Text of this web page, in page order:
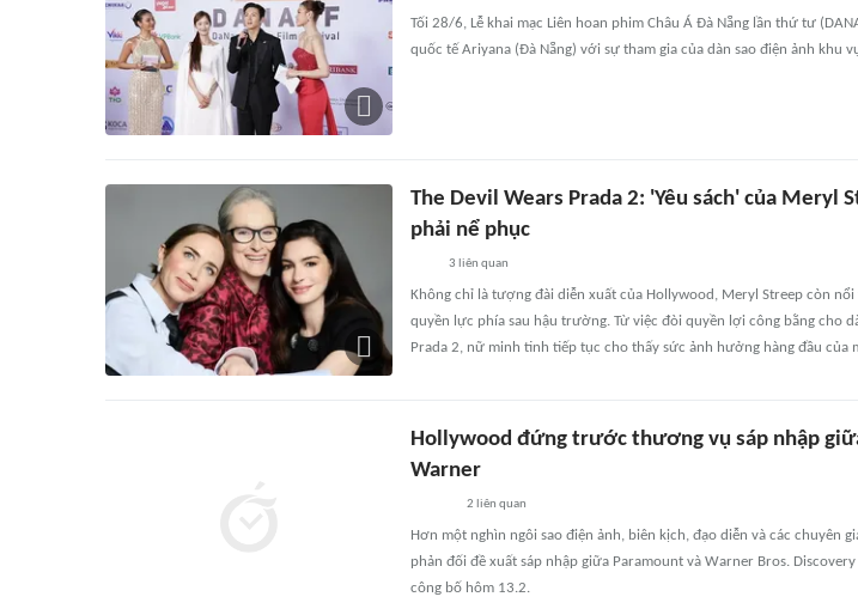
Tối 28/6, Lễ khai mạc Liên hoan phim Châu Á Đà Nẵng lần thứ tư
quốc tế Ariyana (Đà Nẵng) với sự tham gia của dàn sao điện ảnh khu
The Devil Wears Prada 2: 'Yêu sách' của Meryl
phải nể phục
3 liên quan
Không chỉ là tượng đài diễn xuất của Hollywood, Meryl Streep còn
quyền lực phía sau hậu trường. Từ việc đòi quyền lợi công bằng cho
Prada 2, nữ minh tinh tiếp tục cho thấy sức ảnh hưởng hàng đầu của
Hollywood đứng trước thương vụ sáp nhập
Warner
2 liên quan
Hơn một nghìn ngôi sao điện ảnh, biên kịch, đạo diễn và các chuyên
phản đối đề xuất sáp nhập giữa Paramount và Warner Bros.
công bố hôm 13.2.